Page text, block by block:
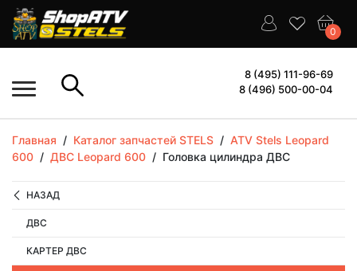
0
8 (495) 111-96-69
8 (496) 500-00-04
Главная / Каталог запчастей STELS / ATV Stels Leopard
600 / ДВС Leopard 600 / Головка цилиндра ДВС
НАЗАД
ДВС
КАРТЕР ДВС